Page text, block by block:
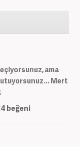
ama
Mert
beğeni